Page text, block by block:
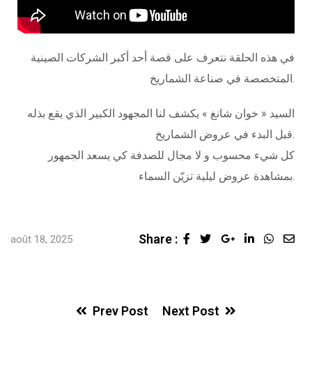
في هذه الحلقة نتعرف على قصة أحد أكبر الشركات الصينية
المتخصصة في صناعة الشماريخ.
السيد « خوان شانغ » يكشف لنا المجهود الكبير الذي يقع بذله
قبل البدء في عروض الشماريخ.
كل شيء محسوب و لا مجال للصدفة كي يسعد الجمهور
بمشاهدة عروض ليلية تزيّن السماء.
août 18, 2025 Share :
Prev Post Next Post